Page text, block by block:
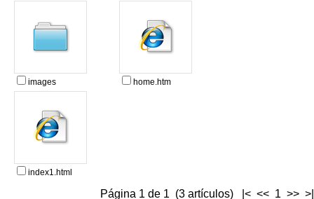
images home.htm
index1.html
Página 1 de 1 (3 artículos) |< << 1 >> >|